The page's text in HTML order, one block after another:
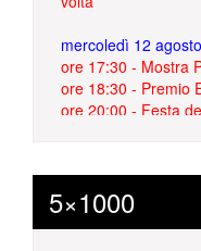
mercoledì 12 agosto
ore 17:30 - Mostra
ore 18:30 - Premio
ore 20:00 - Festa
volta”
ore 21:30 -
ore 18:00 - Premio
ore 20:00 - Festa
5×1000